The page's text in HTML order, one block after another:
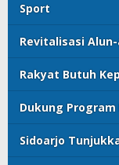
Sport
Revitalisasi
Rakyat Butuh
Dukung
Sidoarjo